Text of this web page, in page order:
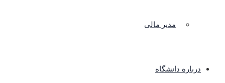
مدیر مالی
درباره دانشگاه